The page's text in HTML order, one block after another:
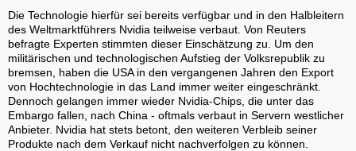
Die Technologie hierfür sei bereits verfügbar und in den Halbleitern
des Weltmarktführers Nvidia teilweise verbaut. Von Reuters
befragte Experten stimmten dieser Einschätzung zu. Um den
militärischen und technologischen Aufstieg der Volksrepublik zu
bremsen, haben die USA in den vergangenen Jahren den Export
von Hochtechnologie in das Land immer weiter eingeschränkt.
Dennoch gelangen immer wieder Nvidia-Chips, die unter das
Embargo fallen, nach China - oftmals verbaut in Servern westlicher
Anbieter. Nvidia hat stets betont, den weiteren Verbleib seiner
Produkte nach dem Verkauf nicht nachverfolgen zu können.